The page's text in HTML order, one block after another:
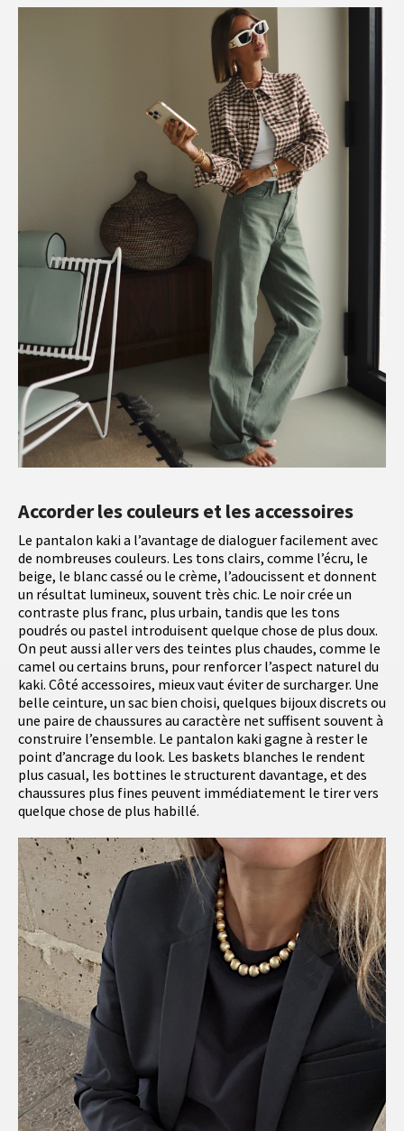
Accorder les couleurs et les accessoires
Le pantalon kaki a l’avantage de dialoguer facilement avec
de nombreuses couleurs. Les tons clairs, comme l’écru, le
beige, le blanc cassé ou le crème, l’adoucissent et donnent
un résultat lumineux, souvent très chic. Le noir crée un
contraste plus franc, plus urbain, tandis que les tons
poudrés ou pastel introduisent quelque chose de plus doux.
On peut aussi aller vers des teintes plus chaudes, comme le
camel ou certains bruns, pour renforcer l’aspect naturel du
kaki. Côté accessoires, mieux vaut éviter de surcharger. Une
belle ceinture, un sac bien choisi, quelques bijoux discrets ou
une paire de chaussures au caractère net suffisent souvent à
construire l’ensemble. Le pantalon kaki gagne à rester le
point d’ancrage du look. Les baskets blanches le rendent
plus casual, les bottines le structurent davantage, et des
chaussures plus fines peuvent immédiatement le tirer vers
quelque chose de plus habillé.